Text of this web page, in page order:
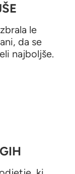
le
da se
najboljše.